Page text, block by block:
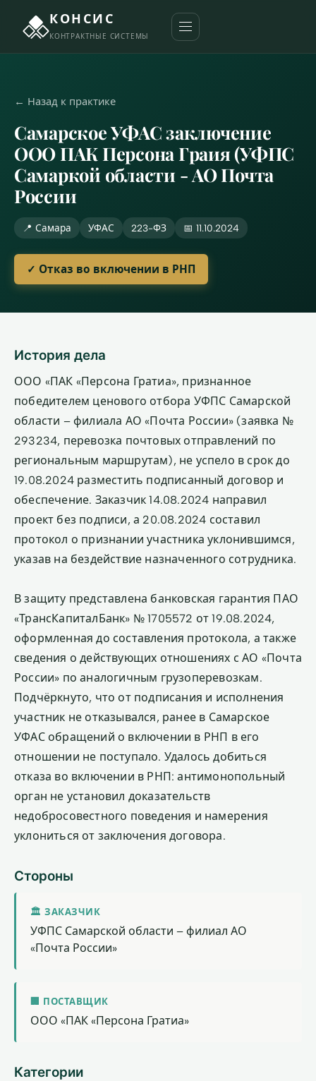
КОНСИС
КОНТРАКТНЫЕ СИСТЕМЫ
← Назад к практике
Самарское УФАС заключение
ООО ПАК Персона Граия (УФПС
Самаркой области - АО Почта
России
📍 Самара УФАС 223-ФЗ 📅 11.10.2024
✓ Отказ во включении в РНП
История дела
ООО «ПАК «Персона Гратиа», признанное
победителем ценового отбора УФПС Самарской
области – филиала АО «Почта России» (заявка №
293234, перевозка почтовых отправлений по
региональным маршрутам), не успело в срок до
19.08.2024 разместить подписанный договор и
обеспечение. Заказчик 14.08.2024 направил
проект без подписи, а 20.08.2024 составил
протокол о признании участника уклонившимся,
указав на бездействие назначенного сотрудника.
В защиту представлена банковская гарантия ПАО
«ТрансКапиталБанк» № 1705572 от 19.08.2024,
оформленная до составления протокола, а также
сведения о действующих отношениях с АО «Почта
России» по аналогичным грузоперевозкам.
Подчёркнуто, что от подписания и исполнения
участник не отказывался, ранее в Самарское
УФАС обращений о включении в РНП в его
отношении не поступало. Удалось добиться
отказа во включении в РНП: антимонопольный
орган не установил доказательств
недобросовестного поведения и намерения
уклониться от заключения договора.
Стороны
🏛 ЗАКАЗЧИК
УФПС Самарской области – филиал АО
«Почта России»
🏢 ПОСТАВЩИК
ООО «ПАК «Персона Гратиа»
Категории